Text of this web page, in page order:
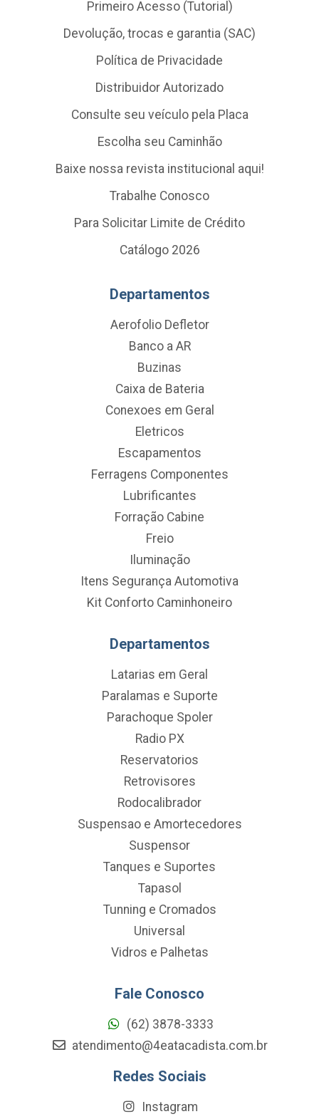
Primeiro Acesso (Tutorial)
Devolução, trocas e garantia (SAC)
Política de Privacidade
Distribuidor Autorizado
Consulte seu veículo pela Placa
Escolha seu Caminhão
Baixe nossa revista institucional aqui!
Trabalhe Conosco
Para Solicitar Limite de Crédito
Catálogo 2026
Departamentos
Aerofolio Defletor
Banco a AR
Buzinas
Caixa de Bateria
Conexoes em Geral
Eletricos
Escapamentos
Ferragens Componentes
Lubrificantes
Forração Cabine
Freio
Iluminação
Itens Segurança Automotiva
Kit Conforto Caminhoneiro
Departamentos
Latarias em Geral
Paralamas e Suporte
Parachoque Spoler
Radio PX
Reservatorios
Retrovisores
Rodocalibrador
Suspensao e Amortecedores
Suspensor
Tanques e Suportes
Tapasol
Tunning e Cromados
Universal
Vidros e Palhetas
Fale Conosco
(62) 3878-3333
atendimento@4eatacadista.com.br
Redes Sociais
Instagram